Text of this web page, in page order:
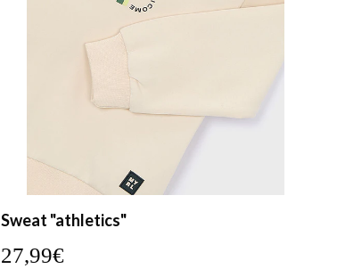
Sweat "athletics"
27,99€